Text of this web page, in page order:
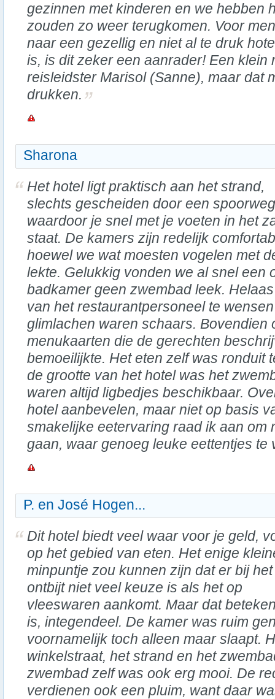
gezinnen met kinderen en we hebben
zouden zo weer terugkomen. Voor
naar een gezellig en niet al te druk
is, is dit zeker een aanrader! Een klein
reisleidster Marisol (Sanne), maar dat
drukken.
Sharona
Het hotel ligt praktisch aan het strand,
slechts gescheiden door een
waardoor je snel met je voeten in het
staat. De kamers zijn redelijk
hoewel we wat moesten vogelen met
lekte. Gelukkig vonden we al snel een
badkamer geen zwembad leek.
van het restaurantpersoneel te
glimlachen waren schaars. Bovendien
menukaarten die de gerechten
bemoeilijkte. Het eten zelf was ronduit
de grootte van het hotel was het
waren altijd ligbedjes beschikbaar.
hotel aanbevelen, maar niet op basis
smakelijke eetervaring raad ik aan om
gaan, waar genoeg leuke eettentjes te
P. en José Hogen...
Dit hotel biedt veel waar voor je geld,
op het gebied van eten. Het enige
minpuntje zou kunnen zijn dat er bij het
ontbijt niet veel keuze is als het op
vleeswaren aankomt. Maar dat
is, integendeel. De kamer was ruim
voornamelijk toch alleen maar slaapt.
winkelstraat, het strand en het
zwembad zelf was ook erg mooi. De
verdienen ook een pluim, want daar